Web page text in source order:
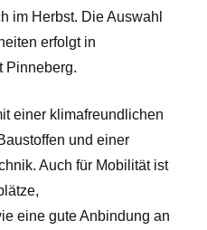
im Herbst. Die Auswahl
erfolgt in
Pinneberg.
einer klimafreundlichen
und einer
Auch für Mobilität ist
eine gute Anbindung an